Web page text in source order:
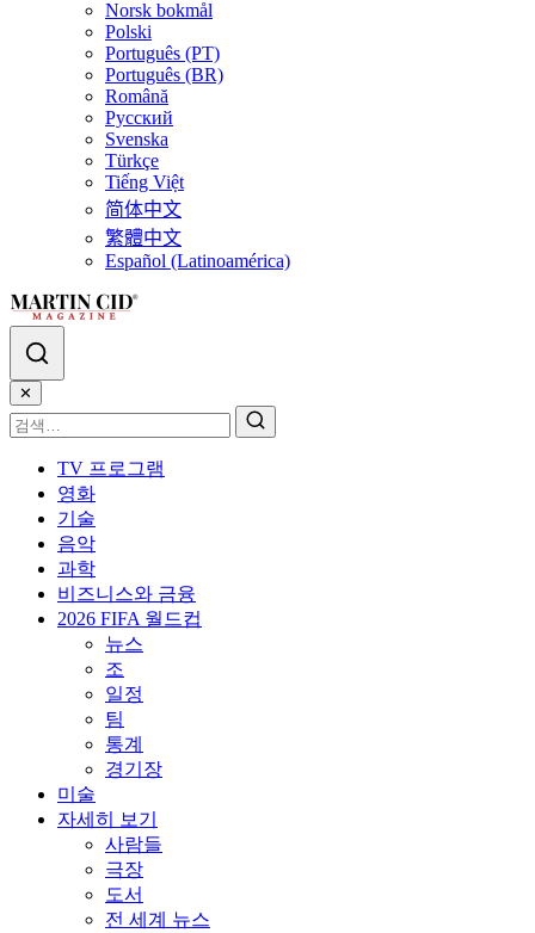
Norsk bokmål
Polski
Português (PT)
Português (BR)
Română
Русский
Svenska
Türkçe
Tiếng Việt
简体中文
繁體中文
Español (Latinoamérica)
✕
TV 프로그램
영화
기술
음악
과학
비즈니스와 금융
2026 FIFA 월드컵
뉴스
조
일정
팀
통계
경기장
미술
자세히 보기
사람들
극장
도서
전 세계 뉴스